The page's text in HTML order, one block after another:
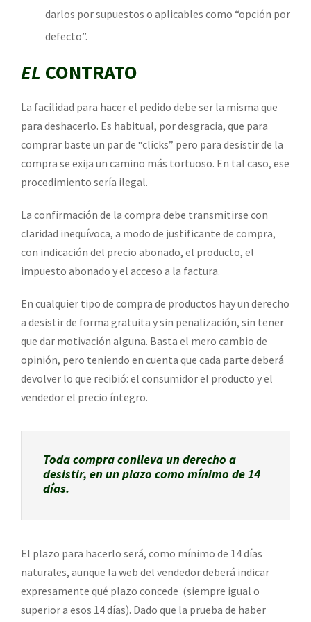
darlos por supuestos o aplicables como “opción por
defecto”.
EL CONTRATO
La facilidad para hacer el pedido debe ser la misma que
para deshacerlo. Es habitual, por desgracia, que para
comprar baste un par de “clicks” pero para desistir de la
compra se exija un camino más tortuoso. En tal caso, ese
procedimiento sería ilegal.
La confirmación de la compra debe transmitirse con
claridad inequívoca, a modo de justificante de compra,
con indicación del precio abonado, el producto, el
impuesto abonado y el acceso a la factura.
En cualquier tipo de compra de productos hay un derecho
a desistir de forma gratuita y sin penalización, sin tener
que dar motivación alguna. Basta el mero cambio de
opinión, pero teniendo en cuenta que cada parte deberá
devolver lo que recibió: el consumidor el producto y el
vendedor el precio íntegro.
Toda compra conlleva un derecho a
desistir, en un plazo como mínimo de 14
días.
El plazo para hacerlo será, como mínimo de 14 días
naturales, aunque la web del vendedor deberá indicar
expresamente qué plazo concede (siempre igual o
superior a esos 14 días). Dado que la prueba de haber